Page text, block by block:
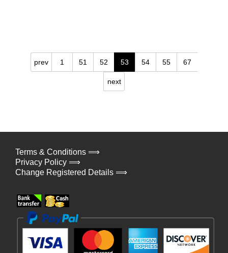
prev 1 51 52 53 54 55 67
next
Terms & Conditions ⟹
Privacy Policy ⟹
Change Registered Details ⟹